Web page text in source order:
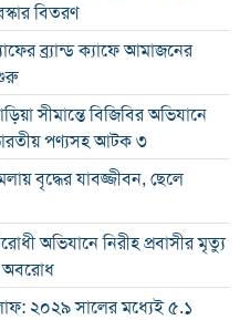
বিতরণ
ব্র্যান্ড ক্যাফে আমাজনের
সীমান্তে বিজিবির অভিযানে
পণ্যসহ আটক ৩
বৃদ্ধের যাবজ্জীবন, ছেলে
অভিযানে নিরীহ প্রবাসীর মৃত্যু
অবরোধ
২০২৯ সালের মধ্যেই ৫.১